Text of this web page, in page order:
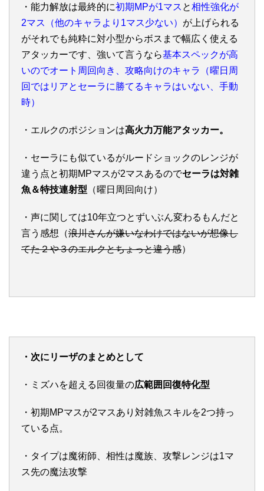
・能力解放は最終的に初期MPが1マス と相性強化が
2マス（他のキャラより1マス少ない） が上げられる
がそれでも純粋に対小型からボスまで幅広く使える
アタッカーです、強いて言うなら基本スペックが高
いのでオート周回向き
、攻略向けのキャラ（曜日周
回ではリアとセーラに勝てるキャラはいない、手動
時）
・エルクのポジションは高火力万能アタッカー。
・セーラにも似ているがルードショックのレンジが
違う点と初期MPマスが2マスあるのでセーラは対雑
魚＆特技連射型 （曜日周回向け）
・声に関しては10年立つとずいぶん変わるもんだと
言う感想（浪川さんが嫌いなわけではないが想像し
てた２や３のエルクとちょっと違う感）
・次にリーザのまとめとして
・ミズハを超える回復量の広範囲回復特化型
・初期MPマスが2マスあり対雑魚スキルを2つ持っ
ている点。
・タイプは魔術師、相性は魔族、攻撃レンジは1マ
ス先の魔法攻撃